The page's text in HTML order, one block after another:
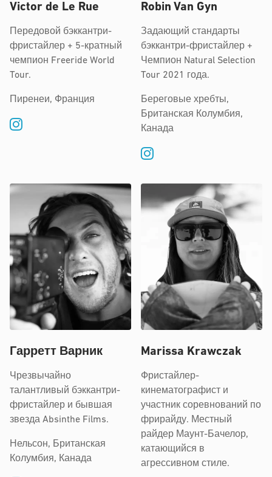
Victor de Le Rue
Передовой бэккантри-
фристайлер + 5-кратный
чемпион Freeride World
Tour.
Пиренеи, Франция
Robin Van Gyn
Задающий стандарты
бэккантри-фристайлер +
Чемпион Natural Selection
Tour 2021 года.
Береговые хребты,
Британская Колумбия,
Канада
Гарретт Варник
Чрезвычайно
талантливый бэккантри-
фристайлер и бывшая
звезда Absinthe Films.
Нельсон, Британская
Колумбия, Канада
Marissa Krawczak
Фристайлер-
кинематографист и
участник соревнований по
фрирайду. Местный
райдер Маунт-Бачелор,
катающийся в
агрессивном стиле.